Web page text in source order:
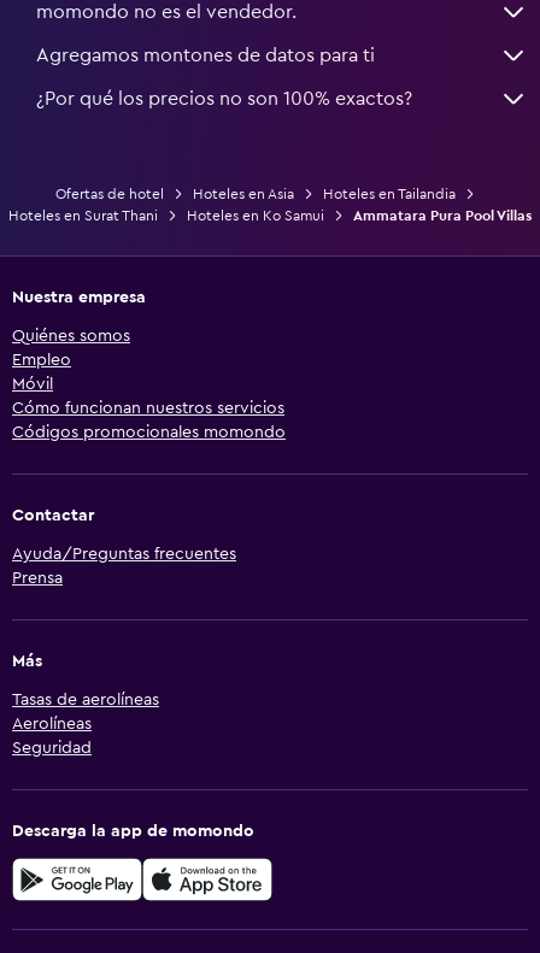
momondo no es el vendedor.
Agregamos montones de datos para ti
¿Por qué los precios no son 100% exactos?
Ofertas de hotel Hoteles en Asia
Hoteles en Tailandia
Hoteles en Surat Thani
Hoteles en Ko Samui Ammatara Pura Pool Villas
Nuestra empresa
Quiénes somos
Empleo
Móvil
Cómo funcionan nuestros servicios
Códigos promocionales momondo
Contactar
Ayuda/Preguntas frecuentes
Prensa
Más
Tasas de aerolíneas
Aerolíneas
Seguridad
Descarga la app de momondo